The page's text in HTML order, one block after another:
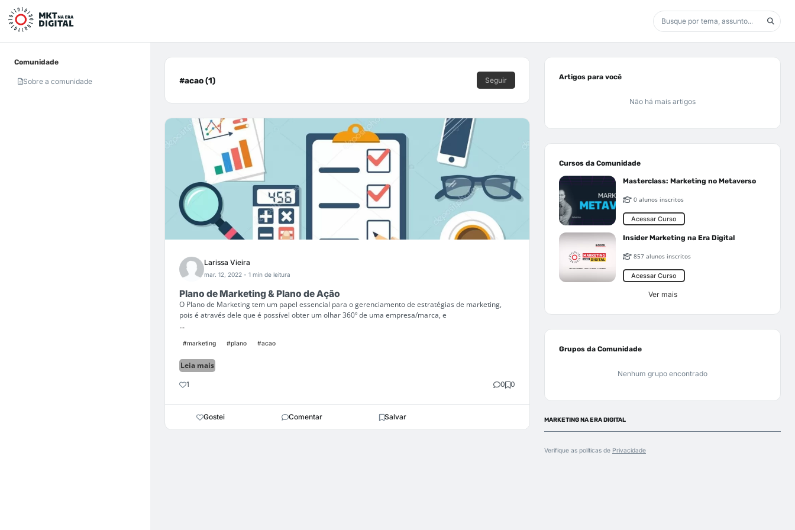
Comunidade
Sobre a comunidade #acao (1) Seguir
Larissa Vieira
mar. 12, 2022 - 1 min de leitura
Plano de Marketing & Plano de Ação
O Plano de Marketing tem um papel essencial para o gerenciamento de estratégias de marketing,
pois é através dele que é possível obter um olhar 360º de uma empresa/marca, e
...
#marketing #plano #acao
Leia mais
1 0 0
Gostei Comentar Salvar
Artigos para você
Não há mais artigos
Cursos da Comunidade
Masterclass: Marketing no Metaverso
0 alunos inscritos
Acessar Curso
Insider Marketing na Era Digital
857 alunos inscritos
Acessar Curso
Ver mais
Grupos da Comunidade
Nenhum grupo encontrado
MARKETING NA ERA DIGITAL
Verifique as políticas de Privacidade